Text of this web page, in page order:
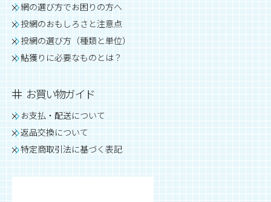
網の選び方でお困りの方へ
投網のおもしろさと注意点
投網の選び方（種類と単位）
鮎獲りに必要なものとは？
お買い物ガイド
お支払・配送について
返品交換について
特定商取引法に基づく表記